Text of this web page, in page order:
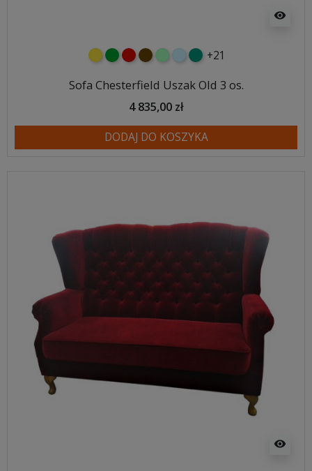
visibility
żółtyzielonyczerwony
czekoladowy
miętowybłękitny
turkusowy
+21
Sofa Chesterfield Uszak Old 3 os.
4 835,00 zł
DODAJ DO KOSZYKA
visibility